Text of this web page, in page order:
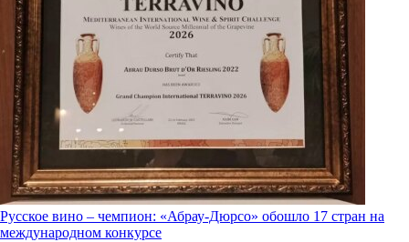
Русское вино – чемпион: «Абрау-Дюрсо» обошло 17 стран на
международном конкурсе